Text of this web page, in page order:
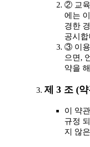
② 교육
에는
경한
공시합
③ 이용
으면,
약을
제 3 조 (
이 약
규정
지 않